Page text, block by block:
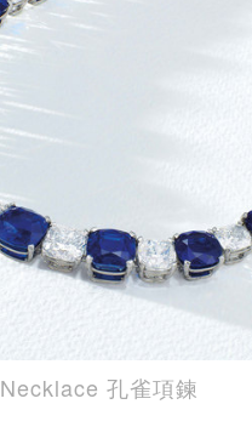
孔雀項鍊